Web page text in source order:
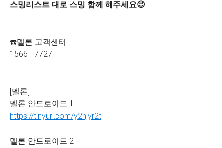
스밍리스트 대로 스밍 함께 해주세요😉
☎️멜론 고객센터
1566 - 7727
[멜론]
멜론 안드로이드 1
https://tinyurl.com/y2hjyr2t
멜론 안드로이드 2